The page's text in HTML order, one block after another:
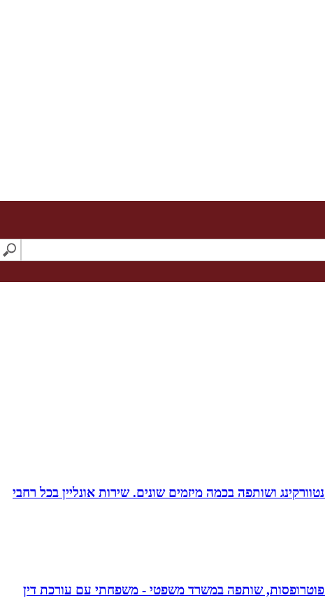
ושותפה בכמה מיזמים שונים. שירות אונליין בכל רחבי
אפוטרופסות, שותפה במשרד משפטי - משפחתי עם עורכת דין